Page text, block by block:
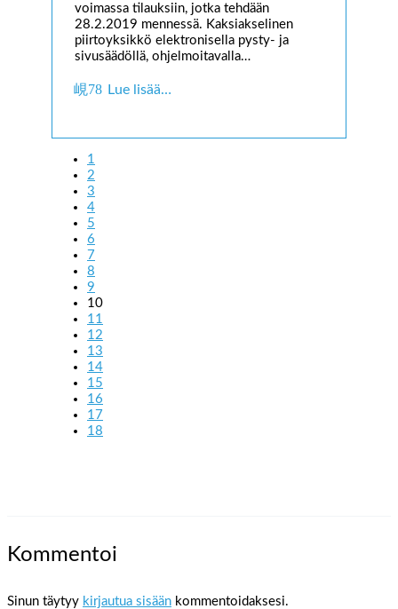
voimassa tilauksiin, jotka tehdään
28.2.2019 mennessä. Kaksiakselinen
piirtoyksikkö elektronisella pysty- ja
sivusäädöllä, ohjelmoitavalla…
Lue lisää…
1
2
3
4
5
6
7
8
9
10
11
12
13
14
15
16
17
18
Kommentoi
Sinun täytyy kirjautua sisään kommentoidaksesi.